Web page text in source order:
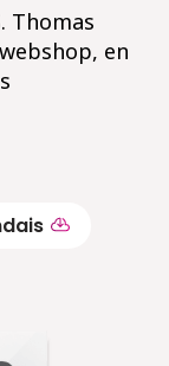
Thomas
en